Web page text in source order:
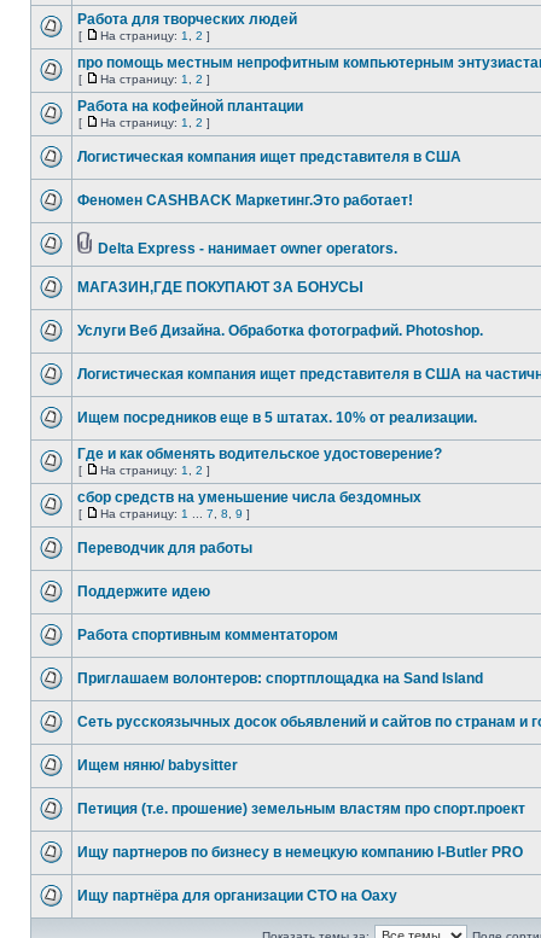
Работа для творческих людей
[ На страницу: 1 2 ]
про помощь местным непрофитным компьютерным
[ На страницу: 1 2 ]
Работа на кофейной плантации
[ На страницу: 1 2 ]
Логистическая компания ищет представителя в США
Феномен CASHBACK Маркетинг.Это работает!
Delta Express - нанимает owner operators.
МАГАЗИН,ГДЕ ПОКУПАЮТ ЗА БОНУСЫ
Услуги Веб Дизайна. Обработка фотографий. Photoshop.
Логистическая компания ищет представителя в США на
Ищем посредников еще в 5 штатах. 10% от реализации.
Где и как обменять водительское удостоверение?
[ На страницу: 1 2 ]
сбор средств на уменьшение числа бездомных
[ На страницу: 1 7 8 9 ]
Переводчик для работы
Поддержите идею
Работа спортивным комментатором
Приглашаем волонтеров: спортплощадка на Sand Island
Сеть русскоязычных досок обьявлений и сайтов по странам и
Ищем няню/ babysitter
Петиция (т.е. прошение) земельным властям про спорт.проект
Ищу партнеров по бизнесу в немецкую компанию I-Butler PRO
Ищу партнёра для организации СТО на Оаху